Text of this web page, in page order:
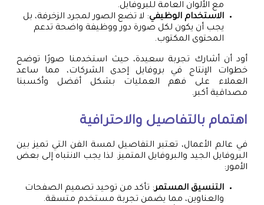
مع الألوان العامة للبروفايل.
الاستخدام الوظيفي: لا تضع الصور لمجرد الزخرفة، بل
يجب أن يكون لكل صورة دور ووظيفة واضحة تدعم
المحتوى المكتوب.
أود أن أشارك تجربة سعيدة، حيث استخدمنا صورًا توضح
خطوات الإنتاج في بروفايل إحدى الشركات، مما ساعد
العملاء على فهم العمليات بشكل أفضل وأكسبنا
مصداقية أكبر.
اهتمام بالتفاصيل والاحترافية
في عالم الأعمال، تعتبر التفاصيل لمسة الفن التي تميز بين
البروفايل الجيد والبروفايل المتميز. لذا يجب الانتباه إلى بعض
الأمور:
التنسيق المستمر: تأكد من توحيد تصميم الصفحات
والعناوين، مما يضمن تجربة مستخدم متسقة.